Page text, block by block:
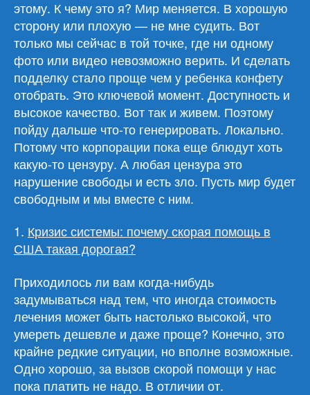
этому. К чему это я? Мир меняется. В хорошую
сторону или плохую — не мне судить. Вот
только мы сейчас в той точке, где ни одному
фото или видео невозможно верить. И сделать
подделку стало проще чем у ребенка конфету
отобрать. Это ключевой момент. Доступность и
высокое качество. Вот так и живем. Поэтому
пойду дальше что-то генерировать. Локально.
Потому что корпорации пока еще блюдут хоть
какую-то цензуру. А любая цензура это
нарушение свободы и есть зло. Пусть мир будет
свободным и мы вместе с ним.
1. Кризис системы: почему скорая помощь в
США такая дорогая?
Приходилось ли вам когда-нибудь
задумываться над тем, что иногда стоимость
лечения может быть настолько высокой, что
умереть дешевле и даже проще? Конечно, это
крайне редкие ситуации, но вполне возможные.
Одно хорошо, за вызов скорой помощи у нас
пока платить не надо. В отличии от.